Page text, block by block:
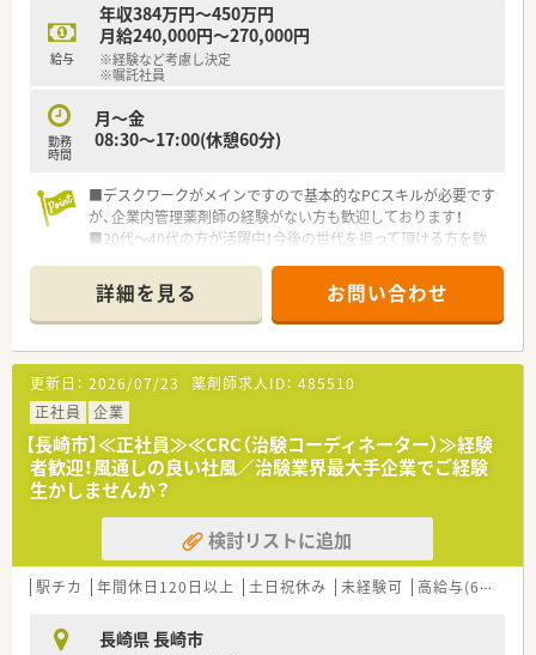
給与
年収384万円～450万円
月給240,000円～270,000円
※経験など考慮し決定
※嘱託社員
勤務
時間
月～金
08:30～17:00(休憩60分)
■デスクワークがメインですので基本的なPCスキルが必要です
が、企業内管理薬剤師の経験がない方も歓迎しております！
■20代～40代の方が活躍中！今後の世代を担って頂ける方を歓
＼こんなお仕事です／
薬剤師職として事務的・学術的な立場から支店全体をサポート頂
くポジションになります。
・薬事関連業務(保健所への届出業務、お得意先の許可状況)
・品質管理業務(医薬品の温度管理、期限管理、衛生管理)
・DI業務(医療機関や薬局からの問い合わせ対応)
・教育業務(社内従業員への研修をサポート役として指導)
＼こんな会社です／
■医療用医薬品を中心に、検査試薬、医療機器等をはじめ医療現
場で必要なあらゆるものを取り扱うプライム市場上場企業で
■医薬品卸業以外にも病医院や薬局の運営を情報面で支えるシ
ステム、サービスの提供など様々な側面から日本の医療を支えて
■定期的な研修や、エリア内でのつながりも活発！薬剤師フォロ
ーのための専門部署もございますので安心して働けます。
詳細を見る お問い合わせ
更新日： 2026/07/23 薬剤師求人ID： 485510
正社員
企業
【長崎市】≪正社員≫≪CRC（治験コーディネーター）≫経験
者歓迎！風通しの良い社風／治験業界最大手企業でご経験
生かしませんか？
検討リストに追加
駅チカ 年間休日120日以上 土日祝休み 未経験可 高給与(600万円以上)
長崎県 長崎市